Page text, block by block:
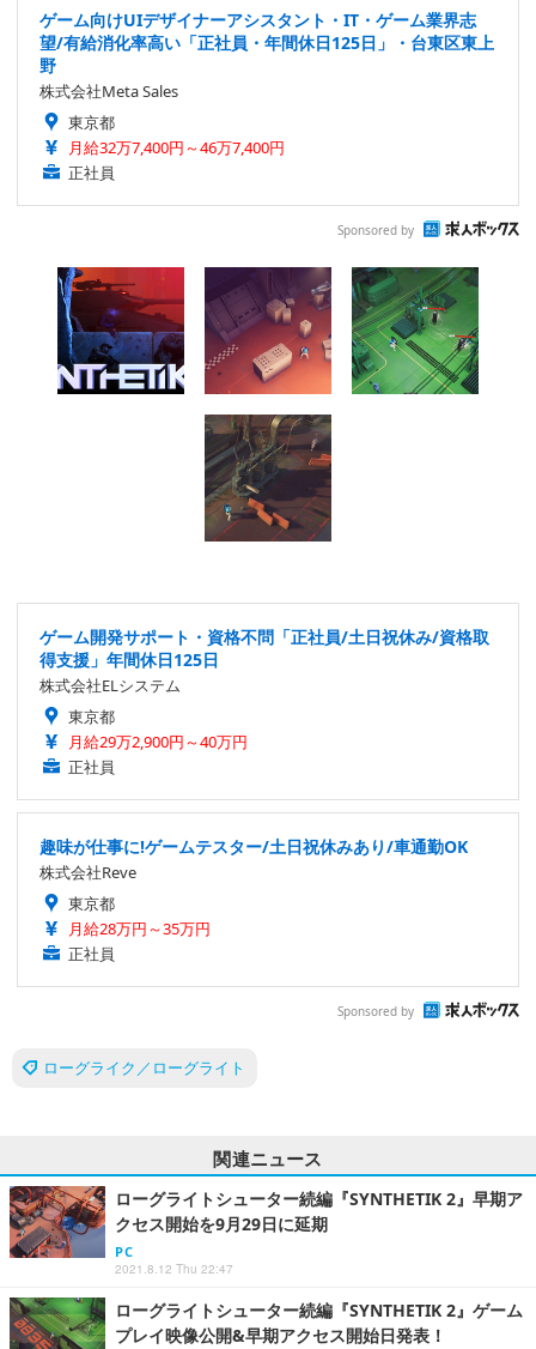
ゲーム向けUIデザイナーアシスタント・IT・ゲーム業界志
望/有給消化率高い「正社員・年間休日125日」・台東区東上
野
株式会社Meta Sales
東京都
月給32万7,400円～46万7,400円
正社員
Sponsored by
ゲーム開発サポート・資格不問「正社員/土日祝休み/資格取
得支援」年間休日125日
株式会社ELシステム
東京都
月給29万2,900円～40万円
正社員
趣味が仕事に!ゲームテスター/土日祝休みあり/車通勤OK
株式会社Reve
東京都
月給28万円～35万円
正社員
Sponsored by
ローグライク／ローグライト
関連ニュース
ローグライトシューター続編『SYNTHETIK 2』早期ア
クセス開始を9月29日に延期
PC
2021.8.12 Thu 22:47
ローグライトシューター続編『SYNTHETIK 2』ゲーム
プレイ映像公開&早期アクセス開始日発表！